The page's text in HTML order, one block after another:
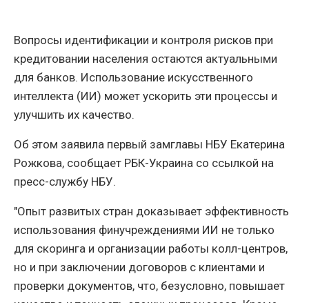
Вопросы идентификации и контроля рисков при
кредитовании населения остаются актуальными
для банков. Использование искусственного
интеллекта (ИИ) может ускорить эти процессы и
улучшить их качество.
Об этом заявила первый замглавы НБУ Екатерина
Рожкова, сообщает РБК-Украина со ссылкой на
пресс-службу НБУ.
"Опыт развитых стран доказывает эффективность
использования финучреждениями ИИ не только
для скоринга и организации работы колл-центров,
но и при заключении договоров с клиентами и
проверки документов, что, безусловно, повышает